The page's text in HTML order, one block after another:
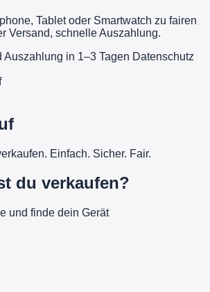
Tablet oder Smartwatch zu fairen
Versand, schnelle Auszahlung.
Auszahlung in 1–3 Tagen Datenschutz
Einfach. Sicher. Fair.
du verkaufen?
und finde dein Gerät